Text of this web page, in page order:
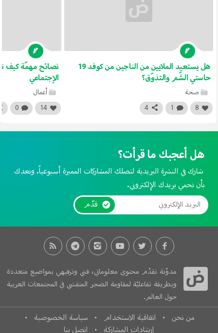
هل يستعيد الملايين من الناجين من كوفد 19
حاستي الشّم والتذوّق؟
صحة
8
4
نصائح مهمّة كيف
الإجتماعي
أعمال
14
هل أعجبك ما قرأت؟
شارك في النشرة البريدية لتصلك المشاركات المميزة أسبوعياً. ونعدك
بأن نحمي بريدك الإلكتروني.
قدّم
مدوّنة تقدّم محتوى معلوماتي، فني وترفيهي بمواضيع متعددة
وبطريقة تفاعليّة لمقاومة الضجر المتفشي في المجتمعات العربية
حول العالم.
من نحن اتفاقية الاستخدام
سياسة الخصوصية
إرشادات المشاركة
اتصل بنا